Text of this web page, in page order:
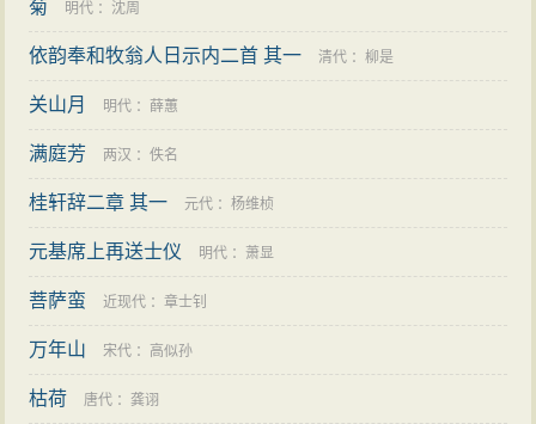
菊 明代 ： 沈周
依韵奉和牧翁人日示内二首 其一 清代 ：柳是
关山月 明代 ： 薛蕙
满庭芳 两汉 ：佚名
桂轩辞二章 其一 元代 ：杨维桢
元基席上再送士仪 明代 ： 萧显
菩萨蛮 近现代 ：章士钊
万年山 宋代 ： 高似孙
枯荷 唐代 ： 龚诩